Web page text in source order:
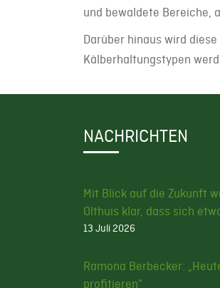
und bewaldete Bereiche,
Darüber hinaus wird
Kälberhaltungstypen
NACHRICHTEN
Mit Blick auf die Zukunft
Olthuis klar, dass sich
13 Juli 2026
Ramona Berbecker:
profitieren“